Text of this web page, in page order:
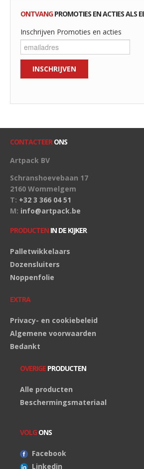
ONTVANGPROMOTIES EN ACTIES ALS
Inschrijven Promoties en acties
CONTACTEERONS
Artpack BV
Schranshoevebaan 17
2160 Wommelgem
T: +32 3 366 04 51
M: info@artpack.be
PRODUCTEN IN DE KIJKER
Palletwikkelaars
Dozensluiters
Noppenfolie
EXTRA
Privacy- en cookiebeleid
Algemene voorwaarden
Bedankt
OVERIGE PRODUCTEN
Alle producten
Beschermingsmateriaal
VOLG ONS
Facebook
Linkedin